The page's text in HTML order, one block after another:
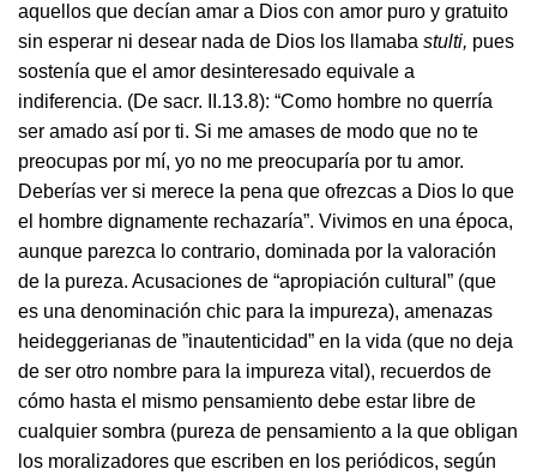
aquellos que decían amar a Dios con amor puro y gratuito
sin esperar ni desear nada de Dios los llamaba stulti, pues
sostenía que el amor desinteresado equivale a
indiferencia. (De sacr. II.13.8): “Como hombre no querría
ser amado así por ti. Si me amases de modo que no te
preocupas por mí, yo no me preocuparía por tu amor.
Deberías ver si merece la pena que ofrezcas a Dios lo que
el hombre dignamente rechazaría”. Vivimos en una época,
aunque parezca lo contrario, dominada por la valoración
de la pureza. Acusaciones de “apropiación cultural” (que
es una denominación chic para la impureza), amenazas
heideggerianas de ”inautenticidad” en la vida (que no deja
de ser otro nombre para la impureza vital), recuerdos de
cómo hasta el mismo pensamiento debe estar libre de
cualquier sombra (pureza de pensamiento a la que obligan
los moralizadores que escriben en los periódicos, según